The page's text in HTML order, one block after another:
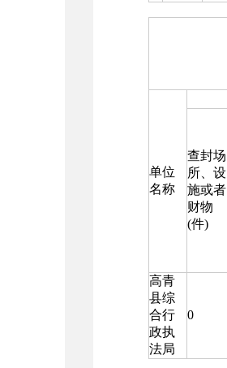
单位
名称
查封场
所、设
施或者
财物
(件)
高青
县综
合行
政执
法局
0